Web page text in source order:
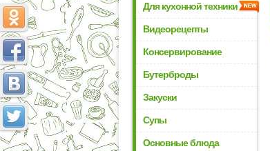
Для кухонной техники
Видеорецепты
Консервирование
Бутерброды
Закуски
Супы
Основные блюда